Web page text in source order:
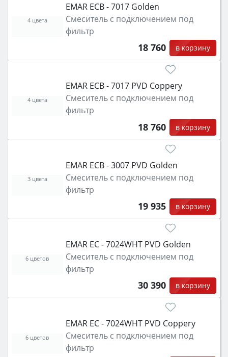
EMAR ECB - 7017 Golden
Смеситель с подключением под
фильтр
18 760 в корзину
4 цвета
EMAR ECB - 7017 PVD Coppery
Смеситель с подключением под
фильтр
18 760 в корзину
4 цвета
EMAR ECB - 3007 PVD Golden
Смеситель с подключением под
фильтр
19 935 в корзину
3 цвета
EMAR ЕС - 7024WHT PVD Golden
Смеситель с подключением под
фильтр
30 390 в корзину
6 цветов
EMAR ЕС - 7024WHT PVD Coppery
Смеситель с подключением под
фильтр
6 цветов